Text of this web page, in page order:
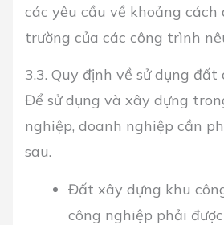
các yêu cầu về khoảng cách
trường của các công trình
3.3. Quy định về sử dụng đất
Để sử dụng và xây dựng
nghiệp, doanh nghiệp cần
sau.
Đất xây dựng khu
công nghiệp phải